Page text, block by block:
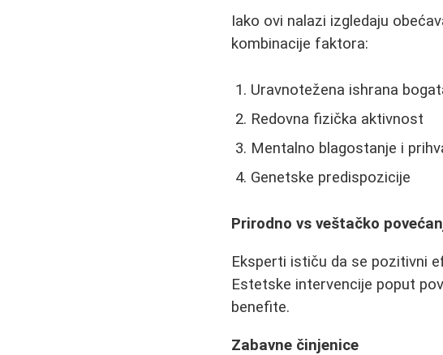
Iako ovi nalazi izgledaju
kombinacije faktora:
Uravnotežena ishrana
Redovna fizička aktivnost
Mentalno blagostanje i
Genetske predispozicije
Prirodno vs veštačko
Eksperti ističu da se pozitivni
Estetske intervencije poput
benefite.
Zabavne činjenice